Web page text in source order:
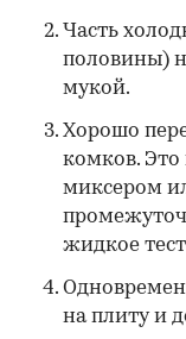
Часть
половины)
мукой.
Хорошо
комков.
миксером
жидкое
на плиту и